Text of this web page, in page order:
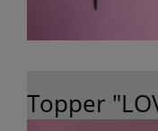
Topper